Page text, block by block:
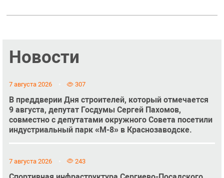
Новости
7 августа 2026 307
В преддверии Дня строителей, который отмечается
9 августа, депутат Госдумы Сергей Пахомов,
совместно с депутатами окружного Совета посетили
индустриальный парк «М-8» в Краснозаводске.
7 августа 2026 243